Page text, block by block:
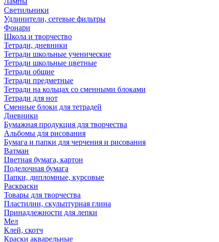
Светильники
Удлинители, сетевые фильтры
Фонари
Школа и творчество
Тетради, дневники
Тетради школьные ученические
Тетради школьные цветные
Тетради общие
Тетради предметные
Тетради на кольцах со сменными блоками
Тетради для нот
Сменные блоки для тетрадей
Дневники
Бумажная продукция для творчества
Альбомы для рисования
Бумага и папки для черчения и рисования
Ватман
Цветная бумага, картон
Поделочная бумага
Папки, дипломные, курсовые
Раскраски
Товары для творчества
Пластилин, скульптурная глина
Принадлежности для лепки
Мел
Клей, скотч
Краски акварельные